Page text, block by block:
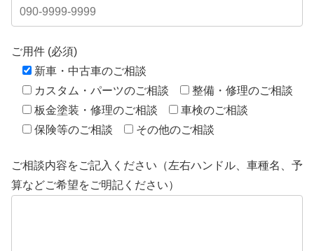
ご用件 (必須)
新車・中古車のご相談
カスタム・パーツのご相談
整備・修理のご相談
板金塗装・修理のご相談
車検のご相談
保険等のご相談
その他のご相談
ご相談内容をご記入ください（左右ハンドル、車種名、予
算などご希望をご明記ください）